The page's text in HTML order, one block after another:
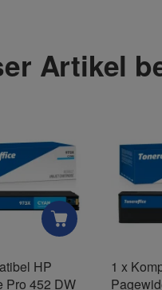
Artikel
HP
Pro 452 DW
1 x